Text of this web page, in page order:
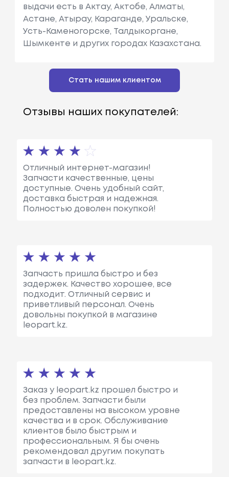
выдачи есть в Актау, Актобе, Алматы,
Астане, Атырау, Караганде, Уральске,
Усть-Каменогорске, Талдыкоргане,
Шымкенте и других городах Казахстана.
Стать нашим клиентом
Отзывы наших покупателей:
Отличный интернет-магазин!
Запчасти качественные, цены
доступные. Очень удобный сайт,
доставка быстрая и надежная.
Полностью доволен покупкой!
Запчасть пришла быстро и без
задержек. Качество хорошее, все
подходит. Отличный сервис и
приветливый персонал. Очень
довольны покупкой в магазине
leopart.kz.
Заказ у leopart.kz прошел быстро и
без проблем. Запчасти были
предоставлены на высоком уровне
качества и в срок. Обслуживание
клиентов было быстрым и
профессиональным. Я бы очень
рекомендовал другим покупать
запчасти в leopart.kz.